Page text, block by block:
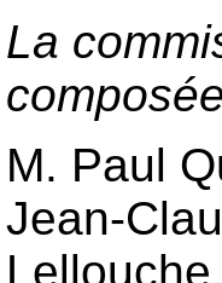
La
M. Paul
Jean-